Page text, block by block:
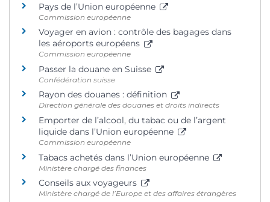
Pays de l’Union européenne
Commission européenne
Voyager en avion : contrôle des bagages dans
les aéroports européens
Commission européenne
Passer la douane en Suisse
Confédération suisse
Rayon des douanes : définition
Direction générale des douanes et droits indirects
Emporter de l’alcool, du tabac ou de l’argent
liquide dans l’Union européenne
Commission européenne
Tabacs achetés dans l’Union européenne
Ministère chargé des finances
Conseils aux voyageurs
Ministère chargé de l’Europe et des affaires étrangères